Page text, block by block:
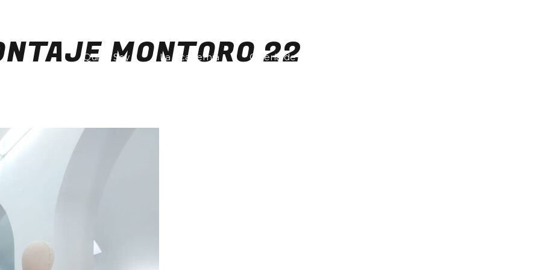
Quién Soy La Academia Galería de Trabajos
MONTORO 22